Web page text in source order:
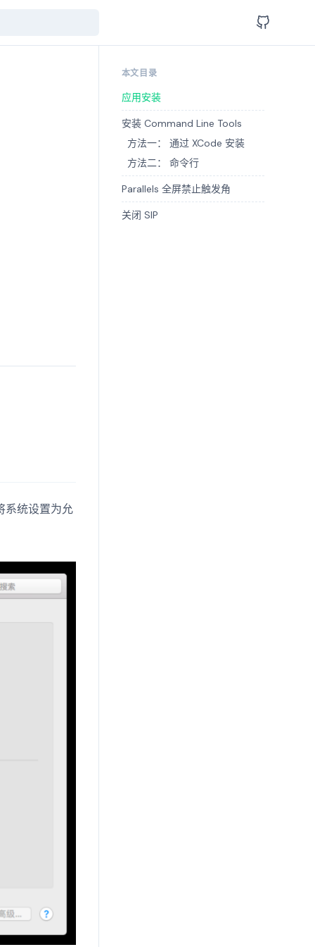
系统设置为允
本文目录
应用安装
安装 Command Line Tools
方法一： 通过 XCode 安装
方法二： 命令行
Parallels 全屏禁止触发角
关闭 SIP